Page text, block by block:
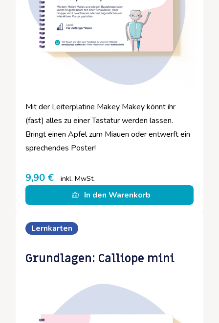
Mit der Leiterplatine Makey Makey könnt ihr
(fast) alles zu einer Tastatur werden lassen.
Bringt einen Apfel zum Miauen oder entwerft ein
sprechendes Poster!
9,90 € inkl. MwSt.
In den Warenkorb
Lernkarten
Grundlagen: Calliope mini